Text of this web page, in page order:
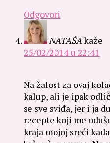
Odgovori
NATAŠA kaže
25/02/2014 u 22:41
Na žalost za ovaj
kalup, ali je ipak
se sve sviđa, jer i ja
recepte koji me
kraja mojoj sreći